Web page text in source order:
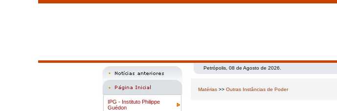
IPG - Instituto Philippe
Guédon
Petrópolis, 08 de Agosto de 2026.
Matérias >> Outras Instâncias de Poder